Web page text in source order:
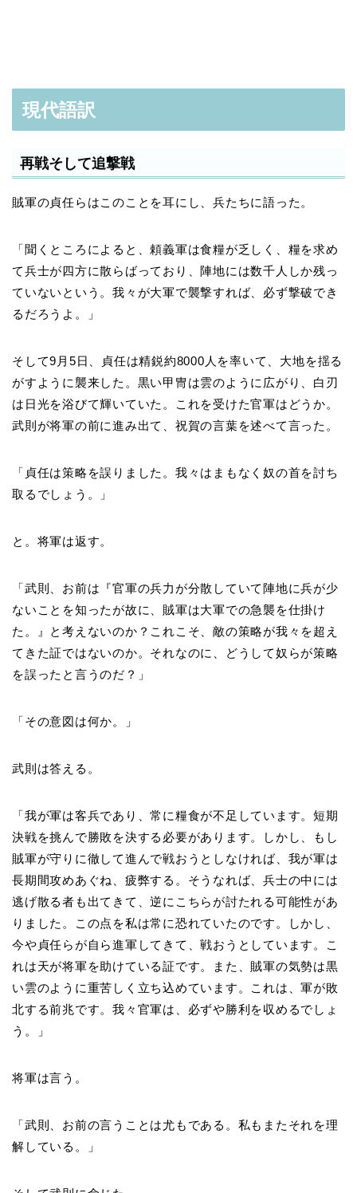
現代語訳
再戦そして追撃戦
賊軍の貞任らはこのことを耳にし、兵たちに語った。
「聞くところによると、頼義軍は食糧が乏しく、糧を求め
て兵士が四方に散らばっており、陣地には数千人しか残っ
ていないという。我々が大軍で襲撃すれば、必ず撃破でき
るだろうよ。」
そして9月5日、貞任は精鋭約8000人を率いて、大地を揺る
がすように襲来した。黒い甲冑は雲のように広がり、白刃
は日光を浴びて輝いていた。これを受けた官軍はどうか。
武則が将軍の前に進み出て、祝賀の言葉を述べて言った。
「貞任は策略を誤りました。我々はまもなく奴の首を討ち
取るでしょう。」
と。将軍は返す。
「武則、お前は『官軍の兵力が分散していて陣地に兵が少
ないことを知ったが故に、賊軍は大軍での急襲を仕掛け
た。』と考えないのか？これこそ、敵の策略が我々を超え
てきた証ではないのか。それなのに、どうして奴らが策略
を誤ったと言うのだ？」
「その意図は何か。」
武則は答える。
「我が軍は客兵であり、常に糧食が不足しています。短期
決戦を挑んで勝敗を決する必要があります。しかし、もし
賊軍が守りに徹して進んで戦おうとしなければ、我が軍は
長期間攻めあぐね、疲弊する。そうなれば、兵士の中には
逃げ散る者も出てきて、逆にこちらが討たれる可能性があ
りました。この点を私は常に恐れていたのです。しかし、
今や貞任らが自ら進軍してきて、戦おうとしています。こ
れは天が将軍を助けている証です。また、賊軍の気勢は黒
い雲のように重苦しく立ち込めています。これは、軍が敗
北する前兆です。我々官軍は、必ずや勝利を収めるでしょ
う。」
将軍は言う。
「武則、お前の言うことは尤もである。私もまたそれを理
解している。」